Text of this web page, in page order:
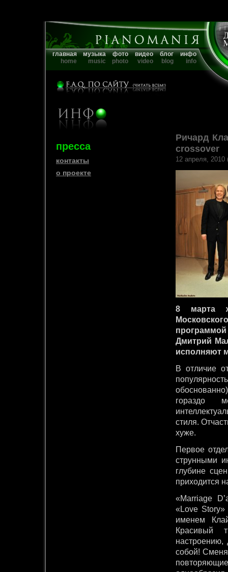
главная музыка фото видео блог
инфо
home
music photo video blog info
пресса
контакты
о проекте
Ричард
crossover
12 апреля, 2010
8 марта
Дмитрий
исполняют
В отличие
гораздо
стиля.
хуже.
Первое
струнными
глубине
приходится
«Marriage
«Love
именем
Красивый
собой!